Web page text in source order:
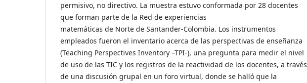
permisivo, no directivo. La muestra estuvo conformada por 28 docentes
que forman parte de la Red de experiencias
matemáticas de Norte de Santander-Colombia. Los instrumentos
empleados fueron el inventario acerca de las perspectivas de enseñanza
(Teaching Perspectives Inventory –TPI-), una pregunta para medir el nivel
de uso de las TIC y los registros de la reactividad de los docentes, a través
de una discusión grupal en un foro virtual, donde se halló que la